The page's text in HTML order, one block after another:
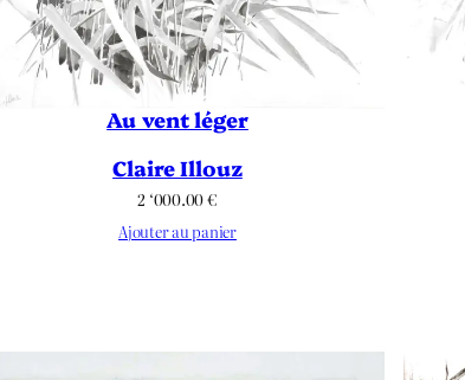
Au vent léger
Claire Illouz
2 ‘000.00€
Ajouter au panier